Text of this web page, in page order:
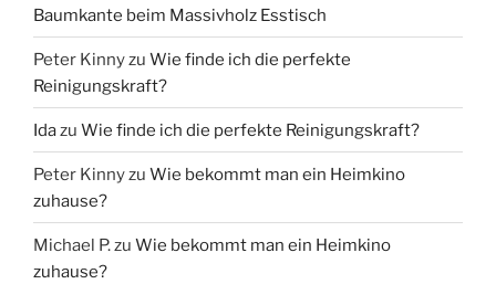
Baumkante beim Massivholz Esstisch
Peter Kinnyzu Wie finde ich die perfekte
Reinigungskraft?
Idazu Wie finde ich die perfekte Reinigungskraft?
Peter Kinnyzu Wie bekommt man ein Heimkino
zuhause?
Michael P.zu Wie bekommt man ein Heimkino
zuhause?